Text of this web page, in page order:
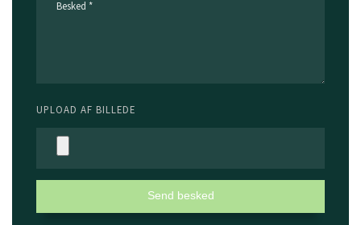
UPLOAD AF BILLEDE